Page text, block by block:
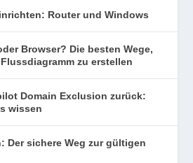
Router und Windows
Browser? Die besten Wege,
zu erstellen
Domain Exclusion zurück:
wissen
Der sichere Weg zur gültigen